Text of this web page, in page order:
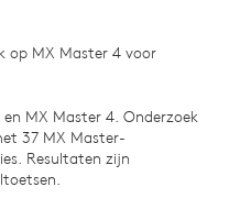
op MX Master 4 voor
MX Master 4. Onderzoek
37 MX Master-
Resultaten zijn